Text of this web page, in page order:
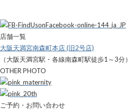
店舗一覧
大阪天満宮南森町本店 (旧2号店)
（大阪天満宮駅・各線南森町駅徒歩1～3分）
OTHER PHOTO
ご予約・お問い合わせ